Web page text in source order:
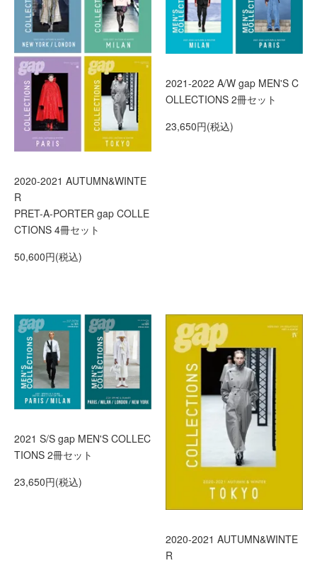
2020-2021 AUTUMN&WINTE
R
PRET-A-PORTER gap COLLE
CTIONS 4冊セット
50,600円(税込)
2021-2022 A/W gap MEN'S C
OLLECTIONS 2冊セット
23,650円(税込)
2021 S/S gap MEN'S COLLEC
TIONS 2冊セット
23,650円(税込)
2020-2021 AUTUMN&WINTE
R